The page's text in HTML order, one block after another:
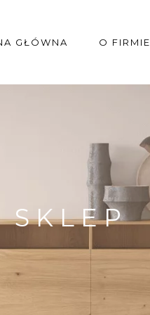
GŁÓWNA O FIRMIE
SKLEP